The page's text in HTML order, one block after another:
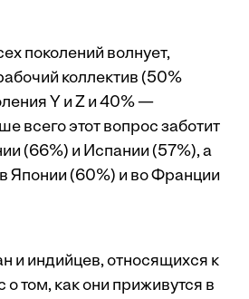
поколений волнует,
коллектив (50%
Y и Z и 40% —
всего этот вопрос заботит
(66%) и Испании (57%), а
Японии (60%) и во Франции
и индийцев, относящихся к
о том, как они приживутся в